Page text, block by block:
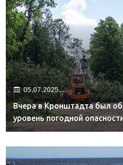
05.07.2025.
Вчера в Кронштадта был
уровень погодной